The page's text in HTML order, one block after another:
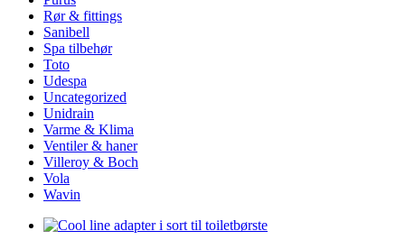
Rør & fittings
Sanibell
Spa tilbehør
Toto
Udespa
Uncategorized
Unidrain
Varme & Klima
Ventiler & haner
Villeroy & Boch
Vola
Wavin